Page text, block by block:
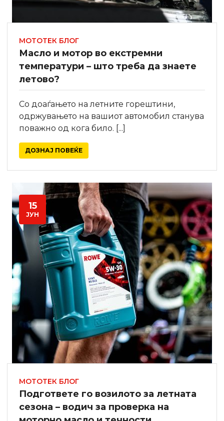
МОТОТЕК БЛОГ
Масло и мотор во екстремни
температури – што треба да знаете
летово?
Со доаѓањето на летните горештини,
одржувањето на вашиот автомобил станува
поважно од кога било. [...]
ДОЗНАЈ ПОВЕЌЕ
15
ЈУН
МОТОТЕК БЛОГ
Подгответе го возилото за летната
сезона – водич за проверка на